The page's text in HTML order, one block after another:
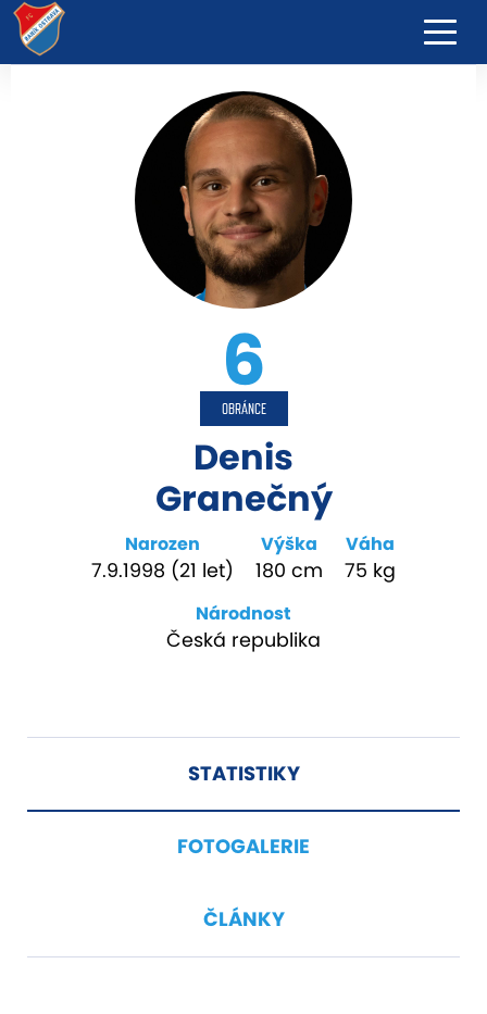
6
OBRÁNCE
Denis
Granečný
Narozen
7.9.1998 (21 let)
Výška
180 cm
Váha
75 kg
Národnost
Česká republika
STATISTIKY
FOTOGALERIE
ČLÁNKY